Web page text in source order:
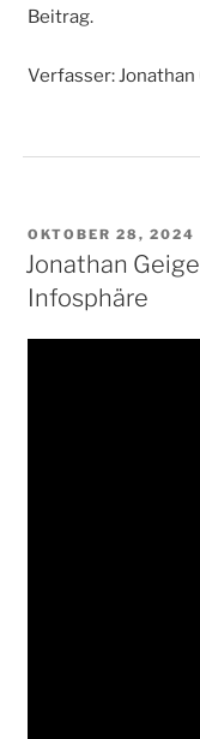
Beitrag.
Verfasser: Jonathan
VERÖFFENTLICHT
AM
OKTOBER 28, 2024
Jonathan
Infosphäre